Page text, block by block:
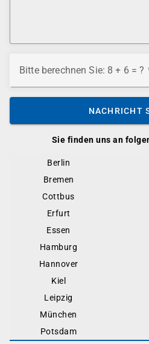
Sie finden uns an
Berlin
Bremen
Cottbus
Erfurt
Essen
Hamburg
Hannover
Kiel
Leipzig
München
Potsdam
Bitte berechnen Sie: 8 + 6 = ?
NACHRICHT